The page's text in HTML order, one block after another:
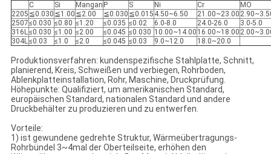
C Si Mangan P S Ni Cr
MO
2205 ≦0.030 ≦1.00 ≦2.00 ≦0.030 ≦0.015 4.50~6.50 21.00~23.00
2507≤0.030 ≤0.80 ≤1.20 ≤0.035 ≤0.02 6.0-8.0 24.0-26.0
3.0-5.0
316L≤0.030 ≤1.00 ≤2.00 ≤0.045 ≤0.030 10.00~14.00 16.00~18.00
304L≤0.03 ≤1.0 ≤2.0 ≤0.045 ≤0.03 9.0~12.0 18.0~20.0
Produktionsverfahren: kundenspezifische Stahlplatte, Schnitt,
planierend, Kreis, Schweißen und verbiegen, Rohrboden,
Ablenkplatteinstallation, Rohr, Maschine, Druckprüfung.
Höhepunkte: Qualifiziert, um amerikanischen Standard,
europäischen Standard, nationalen Standard und andere
Druckbehälter zu produzieren und zu entwerfen.
Vorteile:
1) ist gewundene gedrehte Struktur, Wärmeübertragungs-
Rohrbündel 3~4mal der Oberteilseite, erhöhen den